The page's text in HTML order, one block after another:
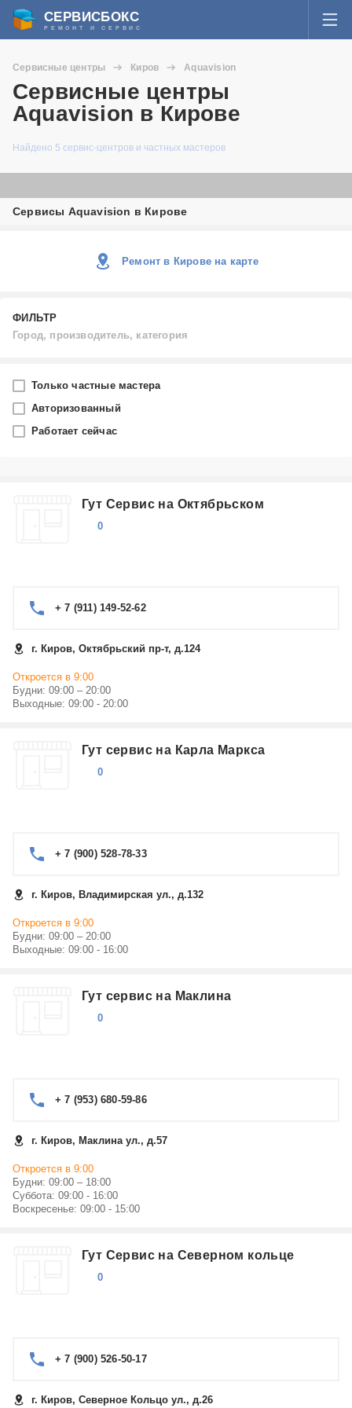
СЕРВИСБОКС
РЕМОНТ И СЕРВИС
Я забыл пароль
Регистрация
СЕРВИСЫ И МАСТЕРА
НОВОСТИ
ДОБАВИТЬ СЕРВИСНЫЙ ЦЕНТР ИЛИ ЧАСТНОГО МАСТЕРА
Сервисные центры Киров Aquavision
Сервисные центры
Aquavision в Кирове
Найдено 5 сервис-центров и частных мастеров
Сервисы Aquavision в Кирове
Ремонт в Кирове на карте
ФИЛЬТР
Город, производитель, категория
Киров
Производитель
Только частные мастера
Авторизованный
Работает сейчас
Гут Сервис на Октябрьском
0
+ 7 (911) 149-52-62
г. Киров, Октябрьский пр-т, д.124
Откроется в 9:00
Будни: 09:00 – 20:00
Выходные: 09:00 - 20:00
Гут сервис на Карла Маркса
0
+ 7 (900) 528-78-33
г. Киров, Владимирская ул., д.132
Откроется в 9:00
Будни: 09:00 – 20:00
Выходные: 09:00 - 16:00
Гут сервис на Маклина
0
+ 7 (953) 680-59-86
г. Киров, Маклина ул., д.57
Откроется в 9:00
Будни: 09:00 – 18:00
Суббота: 09:00 - 16:00
Воскресенье: 09:00 - 15:00
Гут Сервис на Северном кольце
0
+ 7 (900) 526-50-17
г. Киров, Северное Кольцо ул., д.26